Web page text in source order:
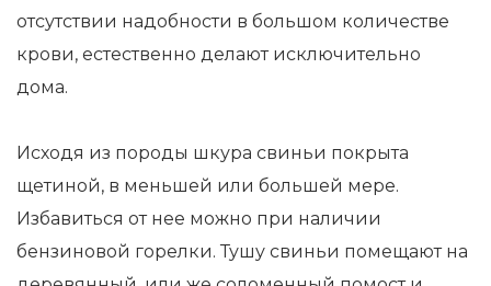
отсутствии надобности в большом количестве
крови, естественно делают исключительно
дома.
Исходя из породы шкура свиньи покрыта
щетиной, в меньшей или большей мере.
Избавиться от нее можно при наличии
бензиновой горелки. Тушу свиньи помещают на